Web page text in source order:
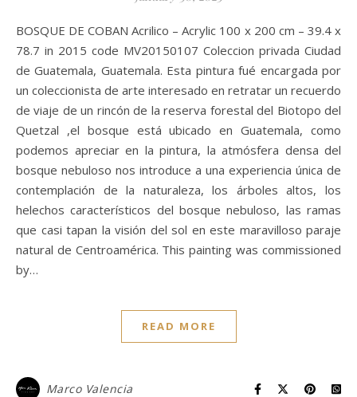
BOSQUE DE COBAN Acrilico – Acrylic 100 x 200 cm – 39.4 x
78.7 in 2015 code MV20150107 Coleccion privada Ciudad
de Guatemala, Guatemala. Esta pintura fué encargada por
un coleccionista de arte interesado en retratar un recuerdo
de viaje de un rincón de la reserva forestal del Biotopo del
Quetzal ,el bosque está ubicado en Guatemala, como
podemos apreciar en la pintura, la atmósfera densa del
bosque nebuloso nos introduce a una experiencia única de
contemplación de la naturaleza, los árboles altos, los
helechos característicos del bosque nebuloso, las ramas
que casi tapan la visión del sol en este maravilloso paraje
natural de Centroamérica. This painting was commissioned
by…
READ MORE
Marco Valencia